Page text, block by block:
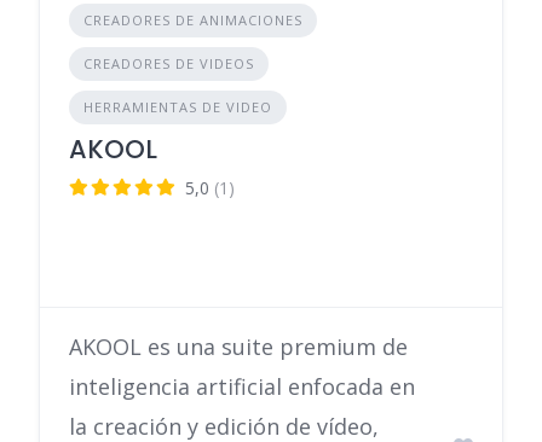
CREADORES DE ANIMACIONES
CREADORES DE VIDEOS
HERRAMIENTAS DE VIDEO
AKOOL
5,0 (1)
AKOOL es una suite premium de
inteligencia artificial enfocada en
la creación y edición de vídeo,